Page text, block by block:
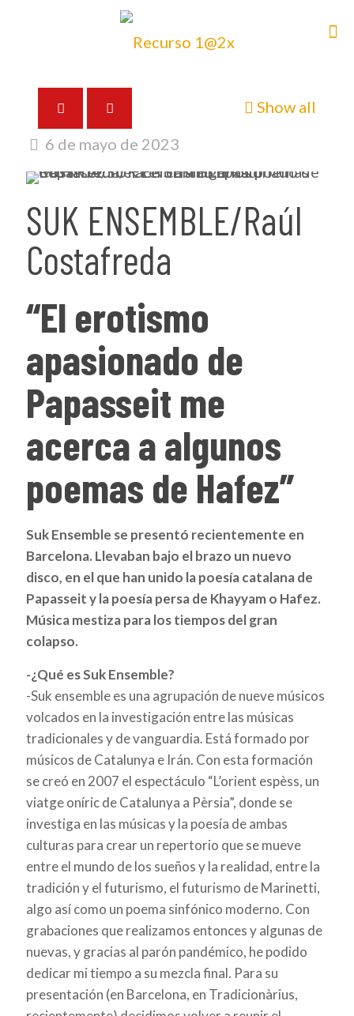
Show all
6 de mayo de 2023
SUK ENSEMBLE/Raúl
Costafreda
“El erotismo
apasionado de
Papasseit me
acerca a algunos
poemas de Hafez”
Suk Ensemble se presentó recientemente en
Barcelona. Llevaban bajo el brazo un nuevo
disco, en el que han unido la poesía catalana de
Papasseit y la poesía persa de Khayyam o Hafez.
Música mestiza para los tiempos del gran
colapso.
-¿Qué es Suk Ensemble?
-Suk ensemble es una agrupación de nueve músicos
volcados en la investigación entre las músicas
tradicionales y de vanguardia. Está formado por
músicos de Catalunya e Irán. Con esta formación
se creó en 2007 el espectáculo “L’orient espèss, un
viatge oníric de Catalunya a Pèrsia”, donde se
investiga en las músicas y la poesía de ambas
culturas para crear un repertorio que se mueve
entre el mundo de los sueños y la realidad, entre la
tradición y el futurismo, el futurismo de Marinetti,
algo así como un poema sinfónico moderno. Con
grabaciones que realizamos entonces y algunas de
nuevas, y gracias al parón pandémico, he podido
dedicar mi tiempo a su mezcla final. Para su
presentación (en Barcelona, en Tradicionàrius,